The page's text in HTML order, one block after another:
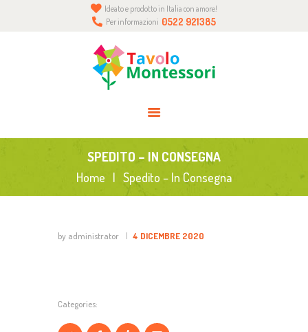
Ideato e prodotto in Italia con amore!
Per informazioni 0522 921385
SPEDITO – IN CONSEGNA
Home Spedito – In Consegna
ACCEDI O REGISTRATI
0 ELEMENTI
by administrator 4 DICEMBRE 2020
Categories: